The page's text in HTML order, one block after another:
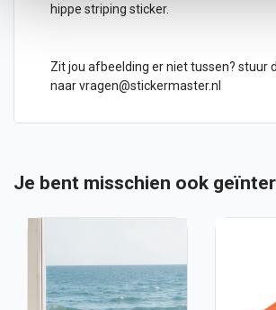
hippe striping sticker.
Zit jou afbeelding er niet tussen? stuur
naarvragen@stickermaster.nl
Je bent misschien ook